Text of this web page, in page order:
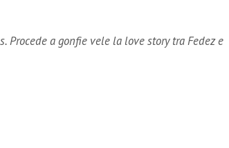
Procede a gonfie vele la love story tra Fedez e